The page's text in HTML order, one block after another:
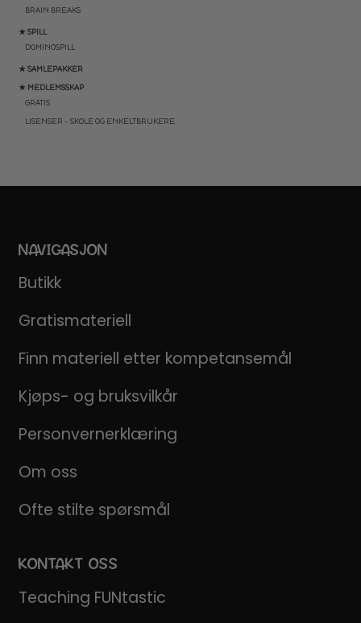
BRAIN BREAKS
★ SPILL
DOMINOSPILL
★ SAMLEPAKKER
★ MEDLEMSSKAP
GRATIS
LISENSER – SKOLE OG ENKELTBRUKERE
NAVIGASJON
Butikk
Gratismateriell
Finn materiell etter kompetansemål
Kjøps- og bruksvilkår
Personvernerklæring
Om oss
Ofte stilte spørsmål
KONTAKT OSS
Teaching FUNtastic